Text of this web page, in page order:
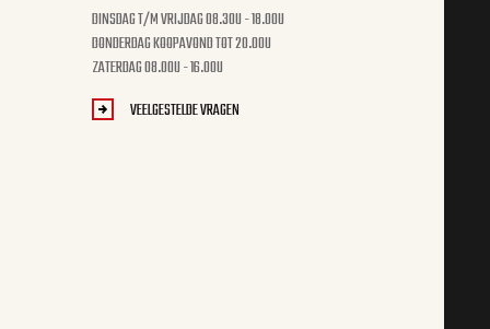
DINSDAG T/M VRIJDAG 08.30U - 18.00U
DONDERDAG KOOPAVOND TOT 20.00U
ZATERDAG 08.00U - 16.00U
VEELGESTELDE VRAGEN